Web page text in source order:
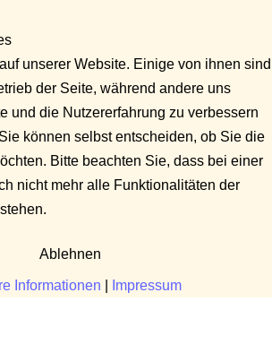
unserer Website. Einige von ihnen sind
der Seite, während andere uns
und die Nutzererfahrung zu verbessern
können selbst entscheiden, ob Sie die
Bitte beachten Sie, dass bei einer
nicht mehr alle Funktionalitäten der
Ablehnen
Informationen Impressum